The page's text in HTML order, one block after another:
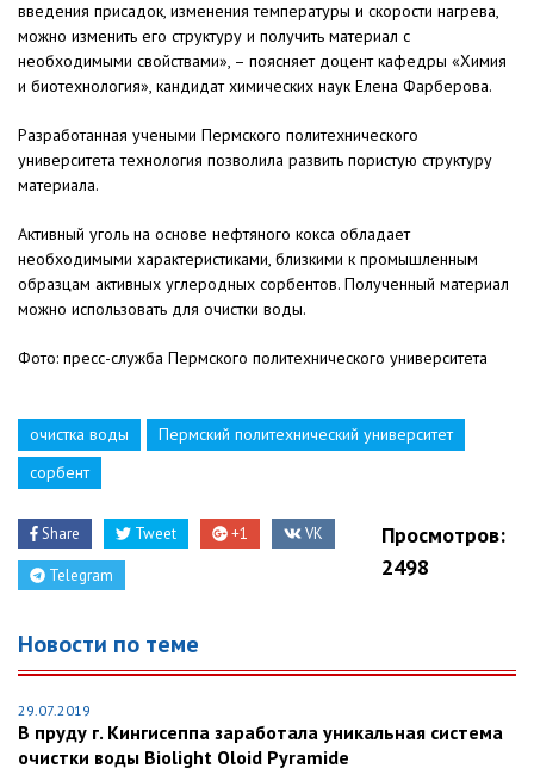
введения присадок, изменения температуры и скорости нагрева,
можно изменить его структуру и получить материал с
необходимыми свойствами», – поясняет доцент кафедры «Химия
и биотехнология», кандидат химических наук Елена Фарберова.
Разработанная учеными Пермского политехнического
университета технология позволила развить пористую структуру
материала.
Активный уголь на основе нефтяного кокса обладает
необходимыми характеристиками, близкими к промышленным
образцам активных углеродных сорбентов. Полученный материал
можно использовать для очистки воды.
Фото: пресс-служба Пермского политехнического университета
очистка воды
Пермский политехнический университет
сорбент
Share Tweet +1 VK
Telegram
Просмотров:
2498
Новости по теме
29.07.2019
В пруду г. Кингисеппа заработала уникальная система
очистки воды Biolight Oloid Pyramide